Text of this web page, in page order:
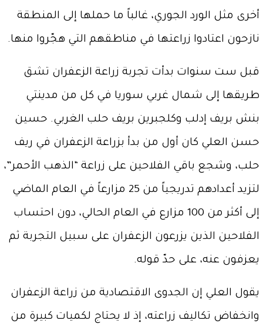
أخرى مثل الورد الجوري، غالباً ما حملها إلى المنطقة
نازحون اعتادوا زراعتها في مناطقهم التي هجّروا منها.
قبل ست سنوات بدأت تجربة زراعة الزعفران تشق
طريقها إلى شمال غربي سوريا في كل من مدينتي
بنش بريف إدلب وكلجبرين بريف حلب الغربي. حسين
حسن العلي كان أول من بدأ بزراعة الزعفران في ريف
حلب، وشجع باقي الفلاحين على زراعة “الذهب الأحمر”،
لتزيد أعدادهم تدريجياً من 25 مزارعاً في العام الماضي
إلى أكثر من 100 مزارع في العام الحالي، دون احتساب
الفلاحين الذين يزرعون الزعفران على سبيل التجربة ثم
يعزفون عنه، على حدّ قوله.
يقول العلي إن الجدوى الاقتصادية من زراعة الزعفران
وانخفاض تكاليف زراعته، إذ لا يحتاج لكميات كبيرة من